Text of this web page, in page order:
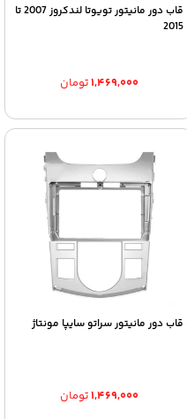
قاب دور مانیتور تویوتا لندکروز 2007 تا
2015
۱,۴۶۹,۰۰۰تومان
قاب دور مانیتور سراتو سایپا مونتاژ
۱,۴۶۹,۰۰۰تومان